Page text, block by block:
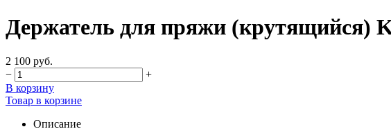
Держатель для пряжи (крутящийся)
2 100 руб.
−
+
В корзину
Товар в корзине
Описание